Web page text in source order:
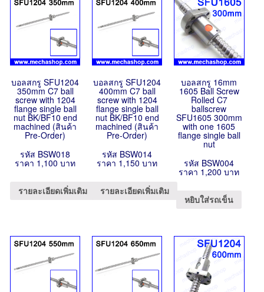
บอลสกรู SFU1204
350mm C7 ball
screw with 1204
flange single ball
nut BK/BF10 end
machined (สินค้า
Pre-Order)
รหัส BSW018
ราคา 1,100 บาท
รายละเอียดเพิ่มเติม
บอลสกรู SFU1204
400mm C7 ball
screw with 1204
flange single ball
nut BK/BF10 end
machined (สินค้า
Pre-Order)
รหัส BSW014
ราคา 1,150 บาท
รายละเอียดเพิ่มเติม
บอลสกรู 16mm
1605 Ball Screw
Rolled C7
ballscrew
SFU1605 300mm
with one 1605
flange single ball
nut
รหัส BSW004
ราคา 1,200 บาท
หยิบใส่รถเข็น